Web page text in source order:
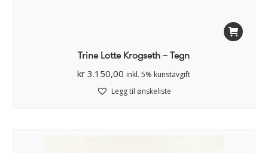
Trine Lotte Krogseth – Tegn
kr 3.150,00 inkl. 5% kunstavgift
Legg til ønskeliste